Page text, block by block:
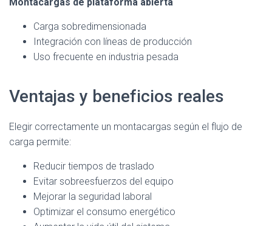
Carga sobredimensionada
Integración con líneas de producción
Uso frecuente en industria pesada
Ventajas y beneficios reales
Elegir correctamente un montacargas según el flujo de
carga permite:
Reducir tiempos de traslado
Evitar sobreesfuerzos del equipo
Mejorar la seguridad laboral
Optimizar el consumo energético